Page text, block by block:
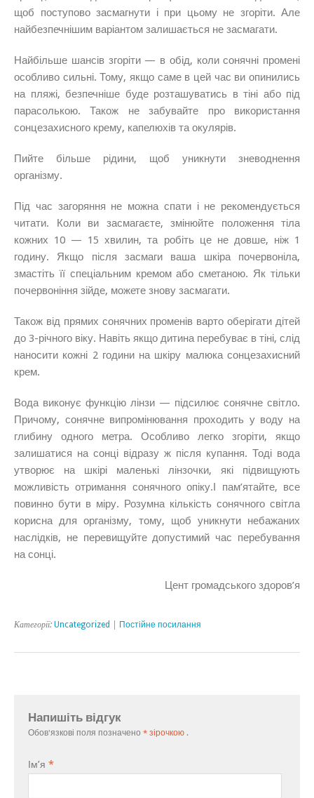
щоб поступово засмагнути і при цьому не згоріти. Але
найбезпечнішим варіантом залишається не засмагати.
Найбільше шансів згоріти — в обід, коли сонячні промені
особливо сильні. Тому, якщо саме в цей час ви опинились
на пляжі, безпечніше буде розташуватись в тіні або під
парасолькою. Також не забувайте про використання
сонцезахисного крему, капелюхів та окулярів.
Пийте більше рідини, щоб уникнути зневоднення
організму.
Під час загоряння не можна спати і не рекомендується
читати. Коли ви засмагаєте, змінюйте положення тіла
кожних 10 — 15 хвилин, та робіть це не довше, ніж 1
годину. Якщо після засмаги ваша шкіра почервоніла,
змастіть її спеціальним кремом або сметаною. Як тільки
почервоніння зійде, можете знову засмагати.
Також від прямих сонячних променів варто оберігати дітей
до 3-річного віку. Навіть якщо дитина перебуває в тіні, слід
наносити кожні 2 години на шкіру малюка сонцезахисний
крем.
Вода виконує функцію лінзи — підсилює сонячне світло.
Причому, сонячне випромінювання проходить у воду на
глибину одного метра. Особливо легко згоріти, якщо
залишатися на сонці відразу ж після купання. Тоді вода
утворює на шкірі маленькі лінзочки, які підвищують
можливість отримання сонячного опіку.І пам’ятайте, все
повинно бути в міру. Розумна кількість сонячного світла
корисна для організму, тому, щоб уникнути небажаних
наслідків, не перевищуйте допустимий час перебування
на сонці.
Цент громадського здоров’я
Категорії: Uncategorized Постійне посилання
Напишіть відгук
Обов'язкові поля позначено * зірочкою .
Ім’я *